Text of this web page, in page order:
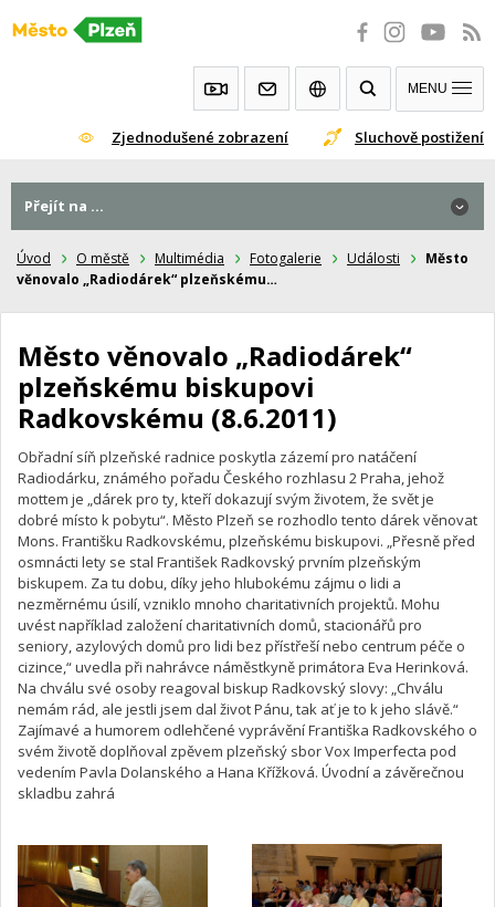
Přeskočit
Zjednodušené zobrazení Sluchově postižení
MENU
Úvod O městě Multimédia Fotogalerie Události
Město
věnovalo „Radiodárek“ plzeňskému…
Město věnovalo „Radiodárek“
plzeňskému biskupovi
Radkovskému (8.6.2011)
Obřadní síň plzeňské radnice poskytla zázemí pro natáčení
Radiodárku, známého pořadu Českého rozhlasu 2 Praha, jehož
mottem je „dárek pro ty, kteří dokazují svým životem, že svět je
dobré místo k pobytu“. Město Plzeň se rozhodlo tento dárek věnovat
Mons. Františku Radkovskému, plzeňskému biskupovi. „Přesně před
osmnácti lety se stal František Radkovský prvním plzeňským
biskupem. Za tu dobu, díky jeho hlubokému zájmu o lidi a
nezměrnému úsilí, vzniklo mnoho charitativních projektů. Mohu
uvést například založení charitativních domů, stacionářů pro
seniory, azylových domů pro lidi bez přístřeší nebo centrum péče o
cizince,“ uvedla při nahrávce náměstkyně primátora Eva Herinková.
Na chválu své osoby reagoval biskup Radkovský slovy: „Chválu
nemám rád, ale jestli jsem dal život Pánu, tak ať je to k jeho slávě.“
Zajímavé a humorem odlehčené vyprávění Františka Radkovského o
svém životě doplňoval zpěvem plzeňský sbor Vox Imperfecta pod
vedením Pavla Dolanského a Hana Křížková. Úvodní a závěrečnou
skladbu zahrá
Přejít na ...
Přejít na ...